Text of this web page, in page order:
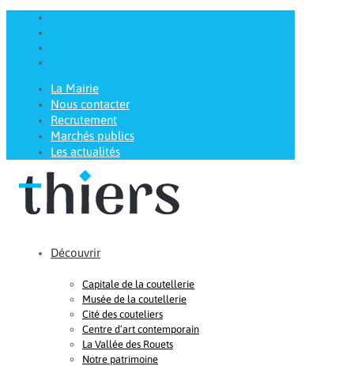
La Mairie
Nous contacter
Recrutement
Marchés publics
Les actualités
Découvrir
Capitale de la coutellerie
Musée de la coutellerie
Cité des couteliers
Centre d’art contemporain
La Vallée des Rouets
Notre patrimoine